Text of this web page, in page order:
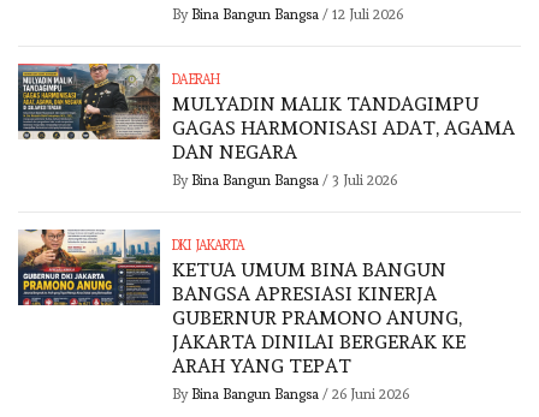
By Bina Bangun Bangsa/ 12 Juli 2026
DAERAH
MULYADIN MALIK TANDAGIMPU
GAGAS HARMONISASI ADAT, AGAMA
DAN NEGARA
By Bina Bangun Bangsa/ 3 Juli 2026
DKI JAKARTA
KETUA UMUM BINA BANGUN
BANGSA APRESIASI KINERJA
GUBERNUR PRAMONO ANUNG,
JAKARTA DINILAI BERGERAK KE
ARAH YANG TEPAT
By Bina Bangun Bangsa/ 26 Juni 2026